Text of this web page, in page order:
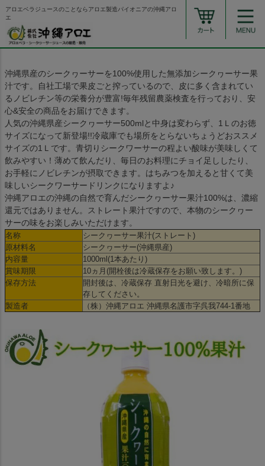
アロエベラジュースのことならアロエ製造パイオニアの沖縄アロ
エ
沖縄県産のシークヮーサーを100%使用した無添加シークヮーサー果
汁です。自社工場で果皮ごと搾っているので、皮に多く含まれてい
るノビレチン等の栄養分が豊富!毎年残留農薬検査を行っており、安
心&安全の商品をお届けできます。
人気の沖縄県産シークヮーサー500mlと中身は変わらず、1Ｌのお徳
サイズになって新登場!!冷蔵庫でも場所をとらないちょうどおススメ
サイズの1Ｌです。青切りシークワーサーの程よい酸味が美味しくて
飲みやすい！薄めて飲んだり、毎日のお料理にチョイ足ししたり、
お手軽にノビレチンが摂取できます。はちみつを加えると甘くて美
味しいシークワーサードリンクになりますよ♪
沖縄アロエの沖縄の自然で育んだシークヮーサー果汁100%は、濃縮
還元ではありません。ストレート果汁ですので、本物のシークヮー
サーの味をお楽しみいただけます。
名称
シークヮーサー果汁(ストレート)
原材料名
シークヮーサー(沖縄県産)
内容量
1000ml(1本あたり)
賞味期限
10ヵ月(開栓後は冷蔵保存をお願い致します。)
保存方法
開封後は、冷蔵保存 直射日光を避け、冷暗所に保
存してください。
製造者
（株）沖縄アロエ 沖縄県名護市字呉我744-1番地